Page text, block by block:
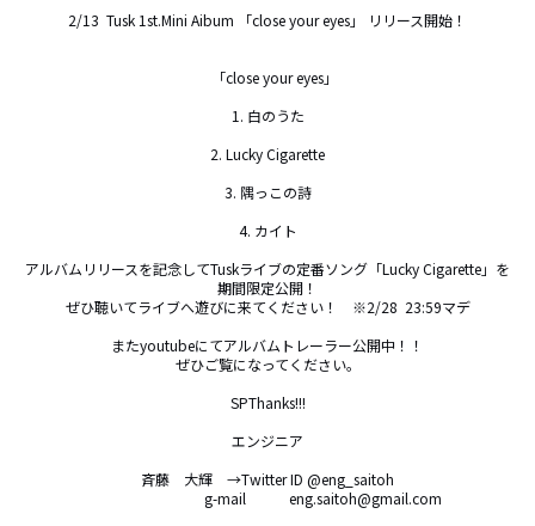
2/13  Tusk 1st.Mini Aibum 「close your eyes」 リリース開始！
「close your eyes」
1. 白のうた
2. Lucky Cigarette
3. 隅っこの詩
4. カイト
アルバムリリースを記念してTuskライブの定番ソング「Lucky Cigarette」を
期間限定公開！
ぜひ聴いてライブへ遊びに来てください！　※2/28  23:59マデ
またyoutubeにてアルバムトレーラー公開中！！
ぜひご覧になってください。
SPThanks!!!
エンジニア
斉藤　大輝　→Twitter ID @eng_saitoh